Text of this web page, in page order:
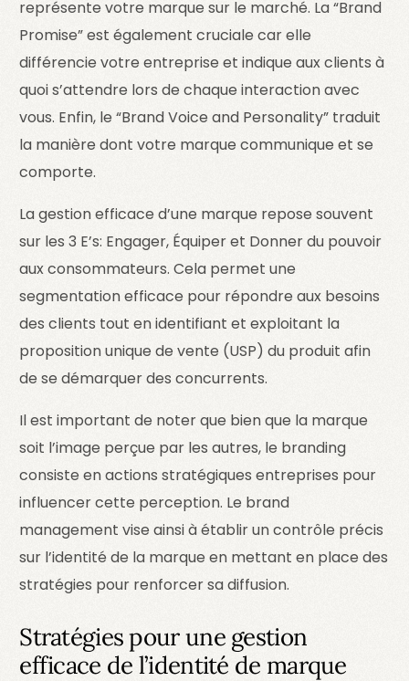
représente votre marque sur le marché. La “Brand
Promise” est également cruciale car elle
différencie votre entreprise et indique aux clients à
quoi s’attendre lors de chaque interaction avec
vous. Enfin, le “Brand Voice and Personality” traduit
la manière dont votre marque communique et se
comporte.
La gestion efficace d’une marque repose souvent
sur les 3 E’s: Engager, Équiper et Donner du pouvoir
aux consommateurs. Cela permet une
segmentation efficace pour répondre aux besoins
des clients tout en identifiant et exploitant la
proposition unique de vente (USP) du produit afin
de se démarquer des concurrents.
Il est important de noter que bien que la marque
soit l’image perçue par les autres, le branding
consiste en actions stratégiques entreprises pour
influencer cette perception. Le brand
management vise ainsi à établir un contrôle précis
sur l’identité de la marque en mettant en place des
stratégies pour renforcer sa diffusion.
Stratégies pour une gestion
efficace de l’identité de marque